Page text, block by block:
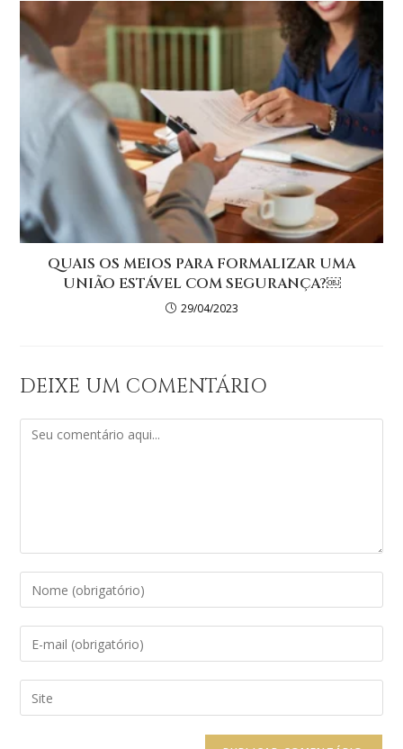
QUAIS OS MEIOS PARA FORMALIZAR UMA
UNIÃO ESTÁVEL COM SEGURANÇA?￼
29/04/2023
DEIXE UM COMENTÁRIO